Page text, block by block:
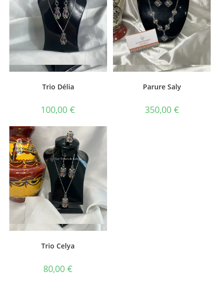
Vue rapide
Trio Délia
100,00€
Vue rapide
Parure Saly
350,00 €
Vue rapide
Trio Celya
80,00€